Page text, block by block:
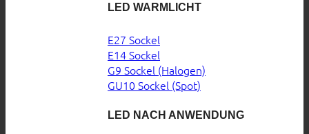
LED WARMLICHT
E27 Sockel
E14 Sockel
G9 Sockel (Halogen)
GU10 Sockel (Spot)
LED NACH ANWENDUNG